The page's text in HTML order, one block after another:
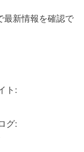
新情報を確認で
ト:
グ: